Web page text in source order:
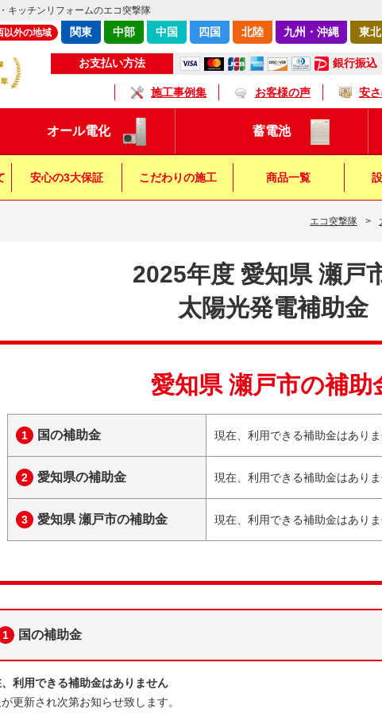
キッチンリフォームのエコ突撃隊
お支払い方法 銀行振込
施工事例集 お客様の声 安
以外の地域 関東 中部 中国 四国 北陸 九州・沖縄 東北
オール電化 蓄電池
安心の3大保証 こだわりの施工 商品一覧
エコ突撃隊 >
2025年度 愛知県 瀬戸
太陽光発電補助金
愛知県 瀬戸市の補助
1 国の補助金 現在、利用できる補助金はあり
2 愛知県の補助金 現在、利用できる補助金はあり
3 愛知県 瀬戸市の補助金 現在、利用できる補助金はあり
1 国の補助金
利用できる補助金はありません
更新され次第お知らせ致します。